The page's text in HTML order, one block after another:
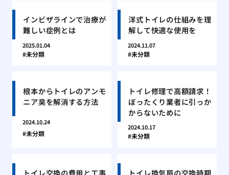
インビザラインで治療が
難しい症例とは
2025.01.04
未分類
洋式トイレの仕組みを理
解して快適な使用を
2024.11.07
未分類
根本からトイレのアンモ
ニア臭を解消する方法
2024.10.24
未分類
トイレ修理で高額請求！
ぼったくり業者に引っか
からないために
2024.10.17
未分類
トイレ交換の費用と工事 トイレ換気扇の交換時期